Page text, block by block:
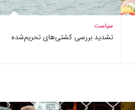
سیاست
تشدید بررسی کشتی‌های تحریم‌شده